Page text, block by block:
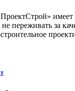
имеет
переживать за